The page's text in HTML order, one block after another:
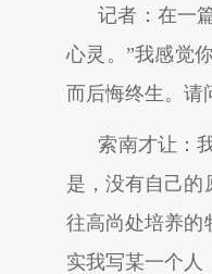
记者：在一
心灵。”我感觉
而后悔终生。请
索南才让：
是，没有自己的
往高尚处培养的
实我写某一个人